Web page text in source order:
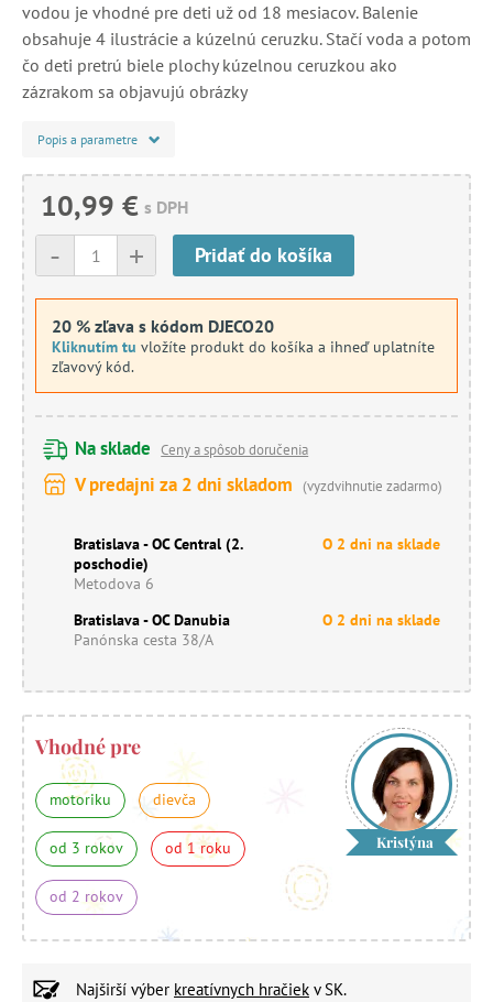
vodou je vhodné pre deti už od 18 mesiacov. Balenie
obsahuje 4 ilustrácie a kúzelnú ceruzku. Stačí voda a potom
čo deti pretrú biele plochy kúzelnou ceruzkou ako
zázrakom sa objavujú obrázky
Popis a parametre
10,99 € s DPH
+
- Pridať do košíka
20 % zľava s kódom DJECO20
Kliknutím tu vložíte produkt do košíka a ihneď uplatníte
zľavový kód.
Na sklade Ceny a spôsob doručenia
V predajni za 2 dni skladom (vyzdvihnutie zadarmo)
Bratislava - OC Central (2.
poschodie)
Metodova 6
O 2 dni na sklade
Bratislava - OC Danubia
Panónska cesta 38/A
O 2 dni na sklade
Vhodné pre
motoriku dievča
od 3 rokov od 1 roku
od 2 rokov
Kristýna
Najširší výber kreatívnych hračiek v SK.